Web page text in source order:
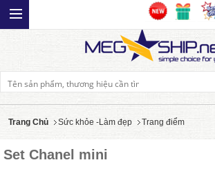
Trang Chủ Sức khỏe -Làm đẹp Trang điểm
Set Chanel mini